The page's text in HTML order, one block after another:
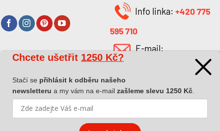
O společnosti
O nás
Kontakt
Info linka: +420 775
595 710
E-mail:
Chcete ušetřit 1250 Kč?
Stačí se přihlásit k odběru našeho
newsletteru a my vám na e-mail zašleme slevu 1250 Kč